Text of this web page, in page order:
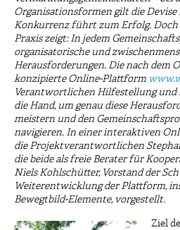
Organisationsformen gilt die
Konkurrenz führt zum Erfolg. Doch
Praxis zeigt: In jedem
organisatorische und
Herausforderungen. Die nach dem
konzipierte Online-Plattform
Verantwortlichen Hilfestellung und
die Hand, um genau diese
meistern und den
navigieren. In einer interaktiven
die Projektverantwortlichen
die beide als freie Berater für
Niels Kohlschütter, Vorstand der
Weiterentwicklung der Plattform,
Bewegtbild-Elemente, vorgestellt.
Ziel